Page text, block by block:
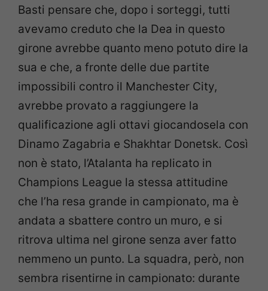
Basti pensare che, dopo i sorteggi, tutti
avevamo creduto che la Dea in questo
girone avrebbe quanto meno potuto dire la
sua e che, a fronte delle due partite
impossibili contro il Manchester City,
avrebbe provato a raggiungere la
qualificazione agli ottavi giocandosela con
Dinamo Zagabria e Shakhtar Donetsk. Così
non è stato, l’Atalanta ha replicato in
Champions League la stessa attitudine
che l’ha resa grande in campionato, ma è
andata a sbattere contro un muro, e si
ritrova ultima nel girone senza aver fatto
nemmeno un punto. La squadra, però, non
sembra risentirne in campionato: durante